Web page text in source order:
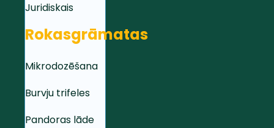
Juridiskais
Rokasgrāmatas
Mikrodozēšana
Burvju trifeles
Pandoras lāde